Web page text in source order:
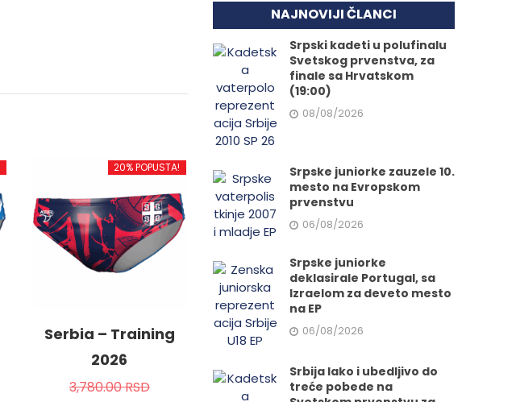
20% POPUSTA!
Serbia – Training
2026
3,780.00RSD
NAJNOVIJI ČLANCI
Srpski kadeti u polufinalu
Svetskog prvenstva, za
finale sa Hrvatskom
(19:00)
08/08/2026
Srpske juniorke zauzele 10.
mesto na Evropskom
prvenstvu
06/08/2026
Srpske juniorke
deklasirale Portugal, sa
Izraelom za deveto mesto
na EP
06/08/2026
Srbija lako i ubedljivo do
treće pobede na